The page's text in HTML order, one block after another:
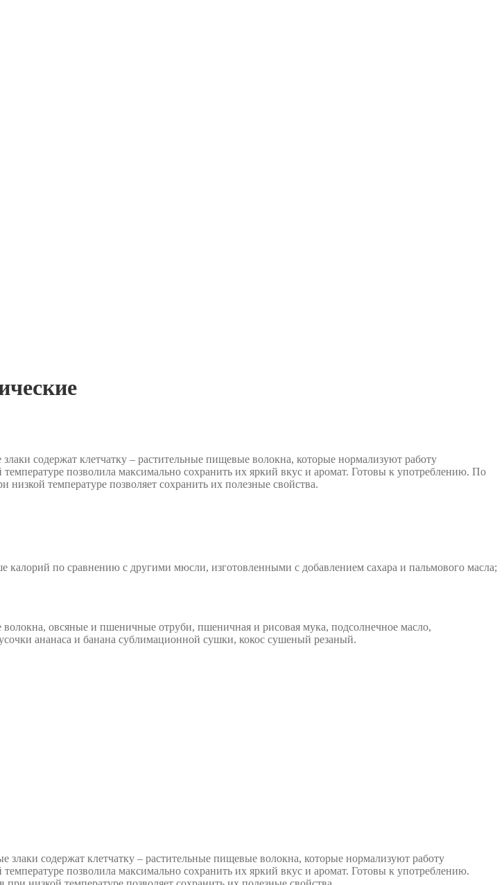
содержат клетчатку – растительные пищевые волокна, которые нормализуют работу
позволила максимально сохранить их яркий вкус и аромат. Готовы к употреблению. По
температуре позволяет сохранить их полезные свойства.
калорий по сравнению с другими мюсли, изготовленными с добавлением сахара и пальмового масла;
овсяные и пшеничные отруби, пшеничная и рисовая мука, подсолнечное масло,
ананаса и банана сублимационной сушки, кокос сушеный резаный.
содержат клетчатку – растительные пищевые волокна, которые нормализуют работу
позволила максимально сохранить их яркий вкус и аромат. Готовы к употреблению.